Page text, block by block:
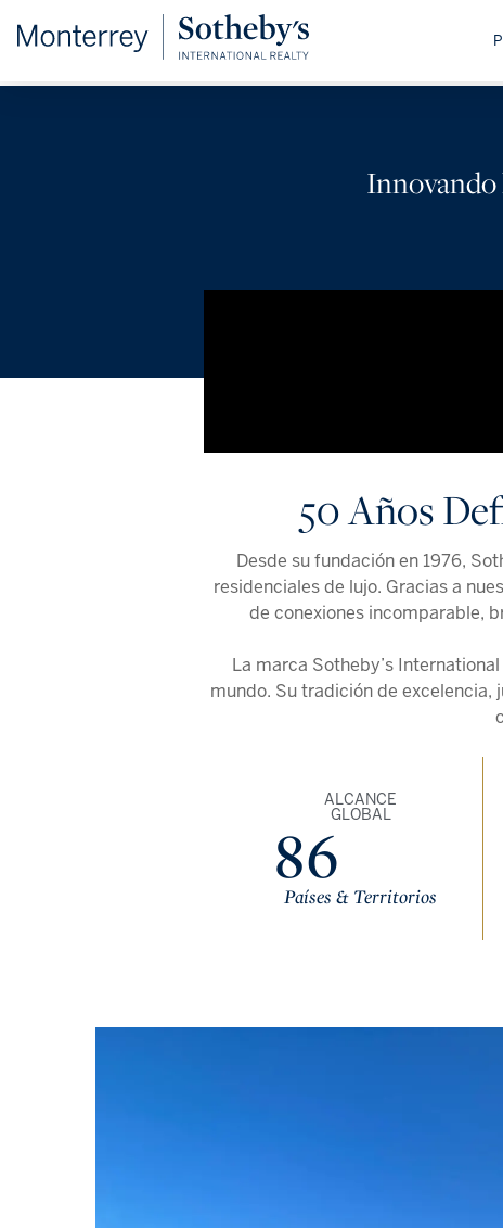
Innovando
50 Años
Desde su fundación en 1976,
residenciales de lujo. Gracias a
de conexiones incomparable,
La marca Sotheby’s
mundo. Su tradición de
ALCANCE
GLOBAL
86
Países & Territorios